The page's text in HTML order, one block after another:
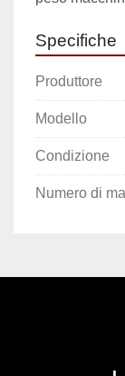
Specifiche
Produttore
Modello
Condizione
Numero di